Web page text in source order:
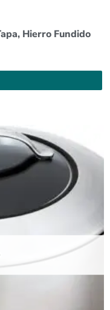
Hierro Fundido